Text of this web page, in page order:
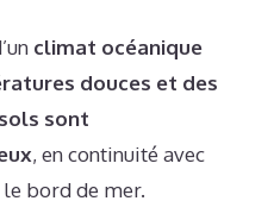
climat océanique
douces et des
sols sont
, en continuité avec
bord de mer.